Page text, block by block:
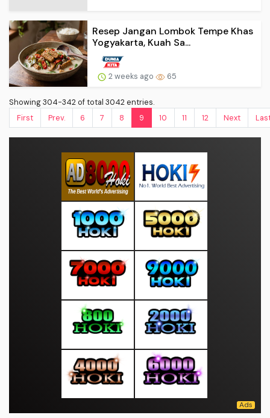
Resep Jangan Lombok Tempe Khas
Yogyakarta, Kuah Sa...
2 weeks ago 65
Showing 304-342 of total 3042 entries.
First
Prev. 6 7 8 9 10 11 12 Next